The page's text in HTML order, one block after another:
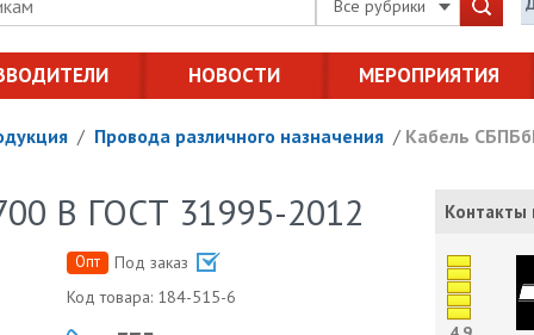
Все рубрики
НОВОСТИ МЕРОПРИЯТИЯ
/ Провода различного назначения / Кабель
В ГОСТ 31995-2012
Опт
Под заказ
Код товара: 184-515-6
Контакты